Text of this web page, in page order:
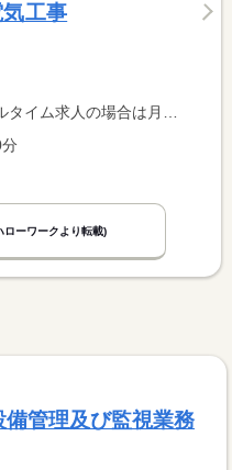
工事
パート求人の場合は時間額を表示しています。
ローワークより転載)
備管理及び監視業務